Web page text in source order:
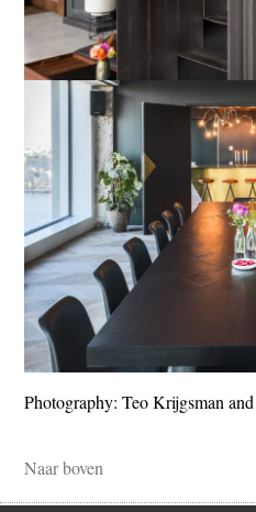
Photography: Teo Krijgsman
Naar boven